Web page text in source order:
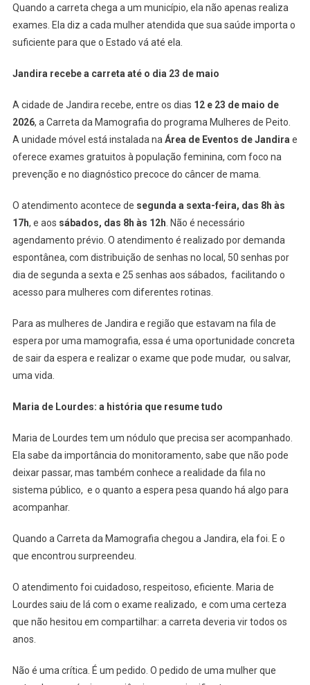
Quando a carreta chega a um município, ela não apenas realiza
exames. Ela diz a cada mulher atendida que sua saúde importa o
suficiente para que o Estado vá até ela.
Jandira recebe a carreta até o dia 23 de maio
A cidade de Jandira recebe, entre os dias 12 e 23 de maio de
2026, a Carreta da Mamografia do programa Mulheres de Peito.
A unidade móvel está instalada na Área de Eventos de Jandira e
oferece exames gratuitos à população feminina, com foco na
prevenção e no diagnóstico precoce do câncer de mama.
O atendimento acontece de segunda a sexta-feira, das 8h às
17h, e aos sábados, das 8h às 12h . Não é necessário
agendamento prévio. O atendimento é realizado por demanda
espontânea, com distribuição de senhas no local, 50 senhas por
dia de segunda a sexta e 25 senhas aos sábados, facilitando o
acesso para mulheres com diferentes rotinas.
Para as mulheres de Jandira e região que estavam na fila de
espera por uma mamografia, essa é uma oportunidade concreta
de sair da espera e realizar o exame que pode mudar, ou salvar,
uma vida.
Maria de Lourdes: a história que resume tudo
Maria de Lourdes tem um nódulo que precisa ser acompanhado.
Ela sabe da importância do monitoramento, sabe que não pode
deixar passar, mas também conhece a realidade da fila no
sistema público, e o quanto a espera pesa quando há algo para
acompanhar.
Quando a Carreta da Mamografia chegou a Jandira, ela foi. E o
que encontrou surpreendeu.
O atendimento foi cuidadoso, respeitoso, eficiente. Maria de
Lourdes saiu de lá com o exame realizado, e com uma certeza
que não hesitou em compartilhar: a carreta deveria vir todos os
anos.
Não é uma crítica. É um pedido. O pedido de uma mulher que